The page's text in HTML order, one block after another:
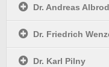
Dr. Andreas Albrod
Dr. Friedrich
Dr. Karl Pilny